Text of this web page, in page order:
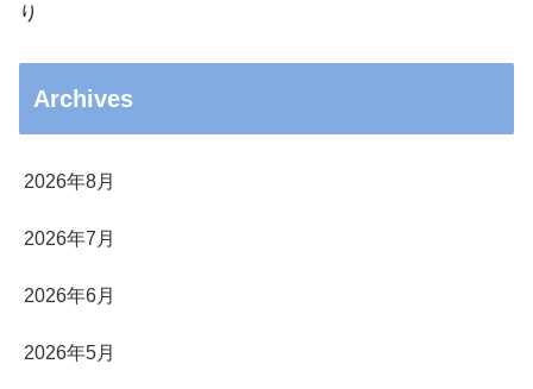
り
Archives
2026年8月
2026年7月
2026年6月
2026年5月